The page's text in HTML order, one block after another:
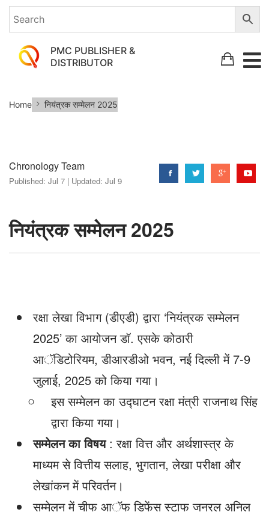
PMC PUBLISHER &
DISTRIBUTOR
नियंत्रक
सम्मेलन
Home नियंत्रक सम्मेलन 2025
Chronology Team
Published: Jul 7 | Updated: Jul 9
नियंत्रक सम्मेलन 2025
रक्षा लेखा विभाग (डीएडी) द्वारा ‘नियंत्रक सम्मेलन
2025’ का आयोजन डॉ. एसके कोठारी
आॅडिटोरियम, डीआरडीओ भवन, नई दिल्ली में 7-9
जुलाई, 2025 को किया गया।
इस सम्मेलन का उद्घाटन रक्षा मंत्री राजनाथ सिंह
द्वारा किया गया।
सम्मेलन का विषय: रक्षा वित्त और अर्थशास्त्र के
माध्यम से वित्तीय सलाह, भुगतान, लेखा परीक्षा और
लेखांकन में परिवर्तन।
सम्मेलन में चीफ आॅफ डिफेंस स्टाफ जनरल अनिल